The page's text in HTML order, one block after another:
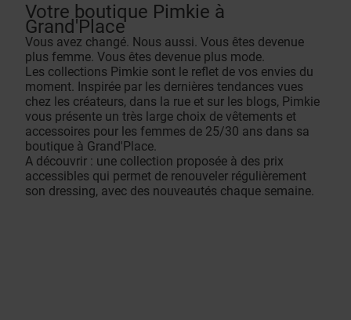
Votre boutique Pimkie à
Grand'Place
Vous avez changé. Nous aussi. Vous êtes devenue
plus femme. Vous êtes devenue plus mode.
Les collections Pimkie sont le reflet de vos envies du
moment. Inspirée par les dernières tendances vues
chez les créateurs, dans la rue et sur les blogs, Pimkie
vous présente un très large choix de vêtements et
accessoires pour les femmes de 25/30 ans dans sa
boutique à Grand'Place.
A découvrir : une collection proposée à des prix
accessibles qui permet de renouveler régulièrement
son dressing, avec des nouveautés chaque semaine.